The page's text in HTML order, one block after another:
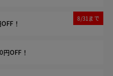
！
8/31まで
OFF！